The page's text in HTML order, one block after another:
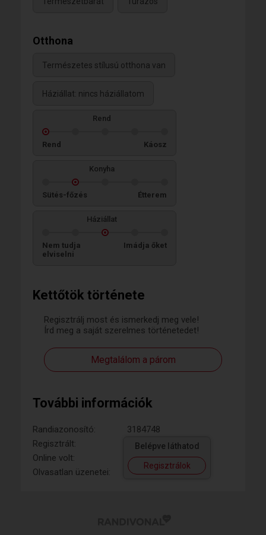
Kettőtök története
Regisztrálj most és ismerkedj meg vele!
Írd meg a saját szerelmes történetedet!
Megtalálom a párom
További információk
Randiazonosító:
3184748
Regisztrált:
Online volt:
Olvasatlan üzenetei:
Belépve láthatod
Regisztrálok
Otthona
Természetes stílusú otthona van
Háziállat: nincs háziállatom
Rend
Rend Káosz
Konyha
Sütés-főzés Étterem
Háziállat
Nem tudja
elviselni
Imádja őket